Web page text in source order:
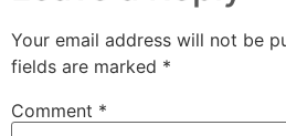
Your email address will not be
fields are marked *
Comment *